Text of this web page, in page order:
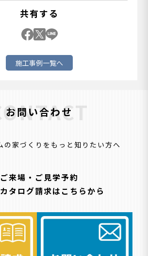
共有する
施工事例一覧へ
お問い合わせ
CONTACT
の家づくりをもっと知りたい方へ
ご来場・ご見学予約
タログ請求はこちらから